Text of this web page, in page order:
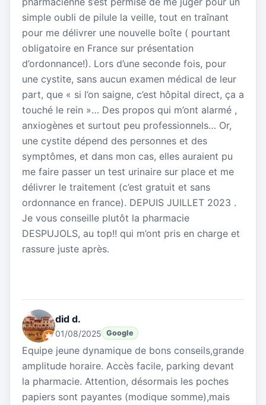
simple oubli de pilule la veille, tout en traînant
pour me délivrer une nouvelle boîte ( pourtant
obligatoire en France sur présentation
d’ordonnance!). Lors d’une seconde fois, pour
une cystite, sans aucun examen médical de leur
part, que « si l’on saigne, c’est hôpital direct, ça a
touché le rein »… Des propos qui m’ont alarmé ,
anxiogènes et surtout peu professionnels… Or,
une cystite dépend des personnes et des
symptômes, et dans mon cas, elles auraient pu
me faire passer un test urinaire sur place et me
délivrer le traitement (c’est gratuit et sans
ordonnance en france). DEPUIS JUILLET 2023 .
Je vous conseille plutôt la pharmacie
DESPUJOLS, au top!! qui m’ont pris en charge et
rassure juste après.
did d.
01/08/2025 Google
Equipe jeune dynamique de bons conseils,grande
amplitude horaire. Accès facile, parking devant
la pharmacie. Attention, désormais les poches
papiers sont payantes (modique somme),mais